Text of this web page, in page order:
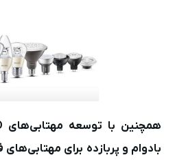
بادوام و پربازده برای مهتابی‌های